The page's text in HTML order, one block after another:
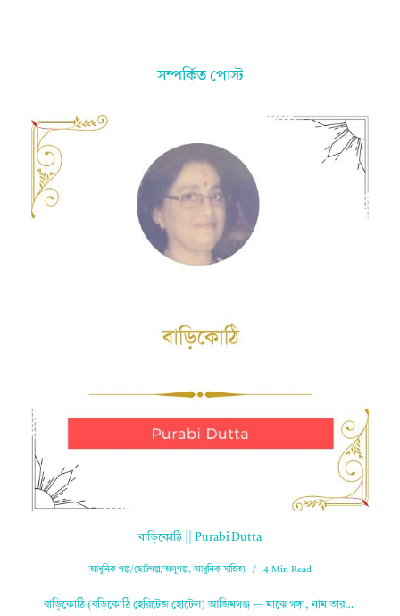
সম্পর্কিত পোস্ট
বাড়িকোঠি || Purabi Dutta
আধুনিক গল্প/ছোটগল্প/অণুগল্প,আধুনিক সাহিত্য 4 Min Read
বাড়িকোঠি (বড়িকোঠি হেরিটেজ হোটেল) আজিমগঞ্জ — মাঝে গঙ্গা, নাম তার…